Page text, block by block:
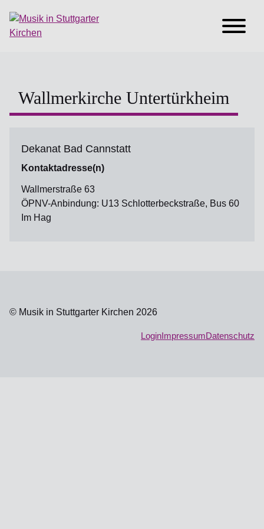
Wallmerkirche Untertürkheim
Dekanat Bad Cannstatt
Kontaktadresse(n)
Wallmerstraße 63
ÖPNV-Anbindung: U13 Schlotterbeckstraße, Bus 60
Im Hag
© Musik in Stuttgarter Kirchen 2026
LoginImpressumDatenschutz